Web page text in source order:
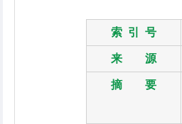
索 引 号
来 源
摘 要